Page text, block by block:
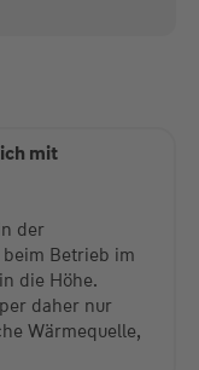
mit
der
Betrieb im
die Höhe.
daher nur
Wärmequelle,